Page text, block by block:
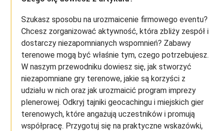
Szukasz sposobu na urozmaicenie firmowego eventu?
Chcesz zorganizować aktywność, która zbliży zespół i
dostarczy niezapomnianych wspomnień? Zabawy
terenowe mogą być właśnie tym, czego potrzebujesz.
W naszym przewodniku dowiesz się, jak stworzyć
niezapomniane gry terenowe, jakie są korzyści z
udziału w nich oraz jak urozmaicić program imprezy
plenerowej. Odkryj tajniki geocachingu i miejskich gier
terenowych, które angażują uczestników i promują
współpracę. Przygotuj się na praktyczne wskazówki,